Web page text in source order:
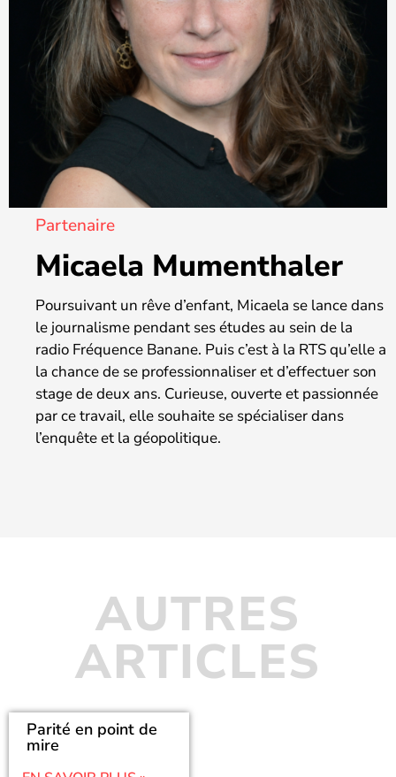
Partenaire
Micaela Mumenthaler
Poursuivant un rêve d’enfant, Micaela se lance dans
le journalisme pendant ses études au sein de la
radio Fréquence Banane. Puis c’est à la RTS qu’elle a
la chance de se professionnaliser et d’effectuer son
stage de deux ans. Curieuse, ouverte et passionnée
par ce travail, elle souhaite se spécialiser dans
l’enquête et la géopolitique.
AUTRES
ARTICLES
Parité en point de
mire